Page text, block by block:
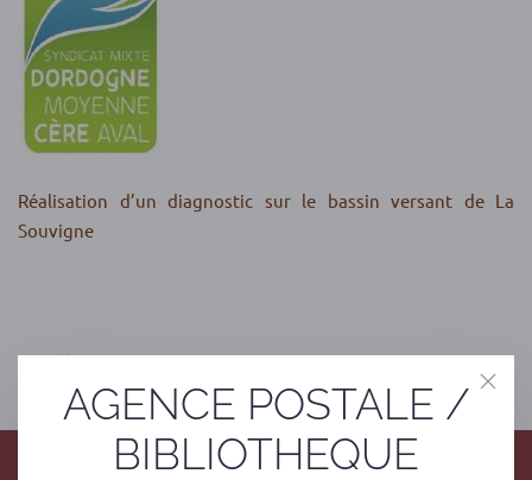
Réalisation d’un diagnostic sur le bassin versant de La
Souvigne
AGENCE POSTALE /
BIBLIOTHEQUE